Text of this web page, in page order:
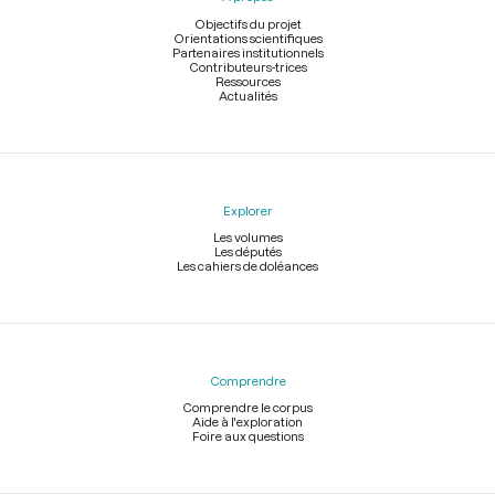
Objectifs du projet
Orientations scientifiques
Partenaires institutionnels
Contributeurs-trices
Ressources
Actualités
Explorer
Les volumes
Les députés
Les cahiers de doléances
Comprendre
Comprendre le corpus
Aide à l'exploration
Foire aux questions